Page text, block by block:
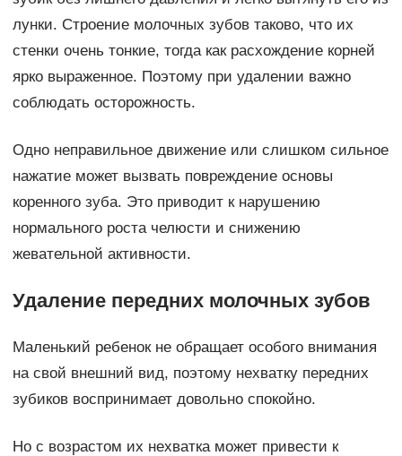
лунки. Строение молочных зубов таково, что их
стенки очень тонкие, тогда как расхождение корней
ярко выраженное. Поэтому при удалении важно
соблюдать осторожность.
Одно неправильное движение или слишком сильное
нажатие может вызвать повреждение основы
коренного зуба. Это приводит к нарушению
нормального роста челюсти и снижению
жевательной активности.
Удаление передних молочных зубов
Маленький ребенок не обращает особого внимания
на свой внешний вид, поэтому нехватку передних
зубиков воспринимает довольно спокойно.
Но с возрастом их нехватка может привести к